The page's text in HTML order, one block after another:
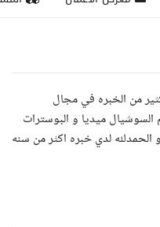
من الخبره في مجال
السوشيال ميديا و البوسترات
الحمدلله لدي خبره اكثر من سنه